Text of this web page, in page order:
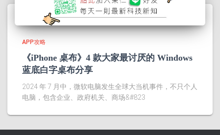
APP攻略
《iPhone 桌布》4 款大家最讨厌的 Windows
蓝底白字桌布分享
2024 年 7 月中，微软电脑发生全球大当机事件，不只个人
电脑，包含企业、政府机关、商场&#823